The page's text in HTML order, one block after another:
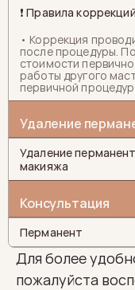
❗ Правила коррекций
• Коррекция
после процедуры.
стоимости
работы другого
первичной
Удаление
Удаление
макияжа
Консультация
Перманент
Для более
пожалуйста